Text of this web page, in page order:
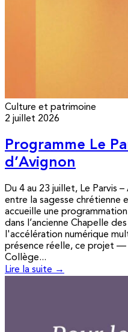
Culture et patrimoine
2 juillet 2026
Programme Le
d’Avignon
Du 4 au 23 juillet, Le Parvis
entre la sagesse chrétienne
accueille une
dans l’ancienne Chapelle
l'accélération numérique
présence réelle, ce projet
Collège...
Lire la suite →